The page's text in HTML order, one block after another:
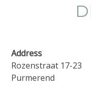
Address
Rozenstraat 17-23
Purmerend